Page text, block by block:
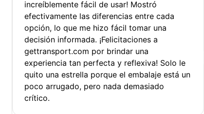
increíblemente fácil de usar! Mostró
efectivamente las diferencias entre cada
opción, lo que me hizo fácil tomar una
decisión informada. ¡Felicitaciones a
gettransport.com por brindar una
experiencia tan perfecta y reflexiva! Solo le
quito una estrella porque el embalaje está un
poco arrugado, pero nada demasiado
crítico.